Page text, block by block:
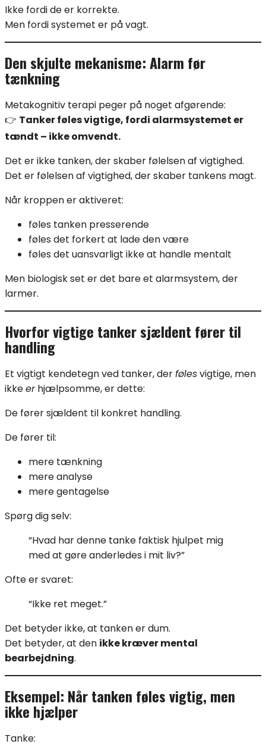
Ikke fordi de er korrekte.
Men fordi systemet er på vagt.
Den skjulte mekanisme: Alarm før
tænkning
Metakognitiv terapi peger på noget afgørende:
👉 Tanker føles vigtige, fordi alarmsystemet er
tændt – ikke omvendt.
Det er ikke tanken, der skaber følelsen af vigtighed.
Det er følelsen af vigtighed, der skaber tankens magt.
Når kroppen er aktiveret:
føles tanken presserende
føles det forkert at lade den være
føles det uansvarligt ikke at handle mentalt
Men biologisk set er det bare et alarmsystem, der
larmer.
Hvorfor vigtige tanker sjældent fører til
handling
Et vigtigt kendetegn ved tanker, derfølesvigtige, men
ikkeerhjælpsomme, er dette:
De fører sjældent til konkret handling.
De fører til:
mere tænkning
mere analyse
mere gentagelse
Spørg dig selv:
“Hvad har denne tanke faktisk hjulpet mig
med at gøre anderledes i mit liv?”
Ofte er svaret:
“Ikke ret meget.”
Det betyder ikke, at tanken er dum.
Det betyder, at den ikke kræver mental
bearbejdning.
Eksempel: Når tanken føles vigtig, men
ikke hjælper
Tanke: